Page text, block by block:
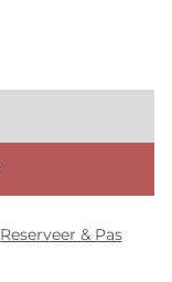
Reserveer & Pas